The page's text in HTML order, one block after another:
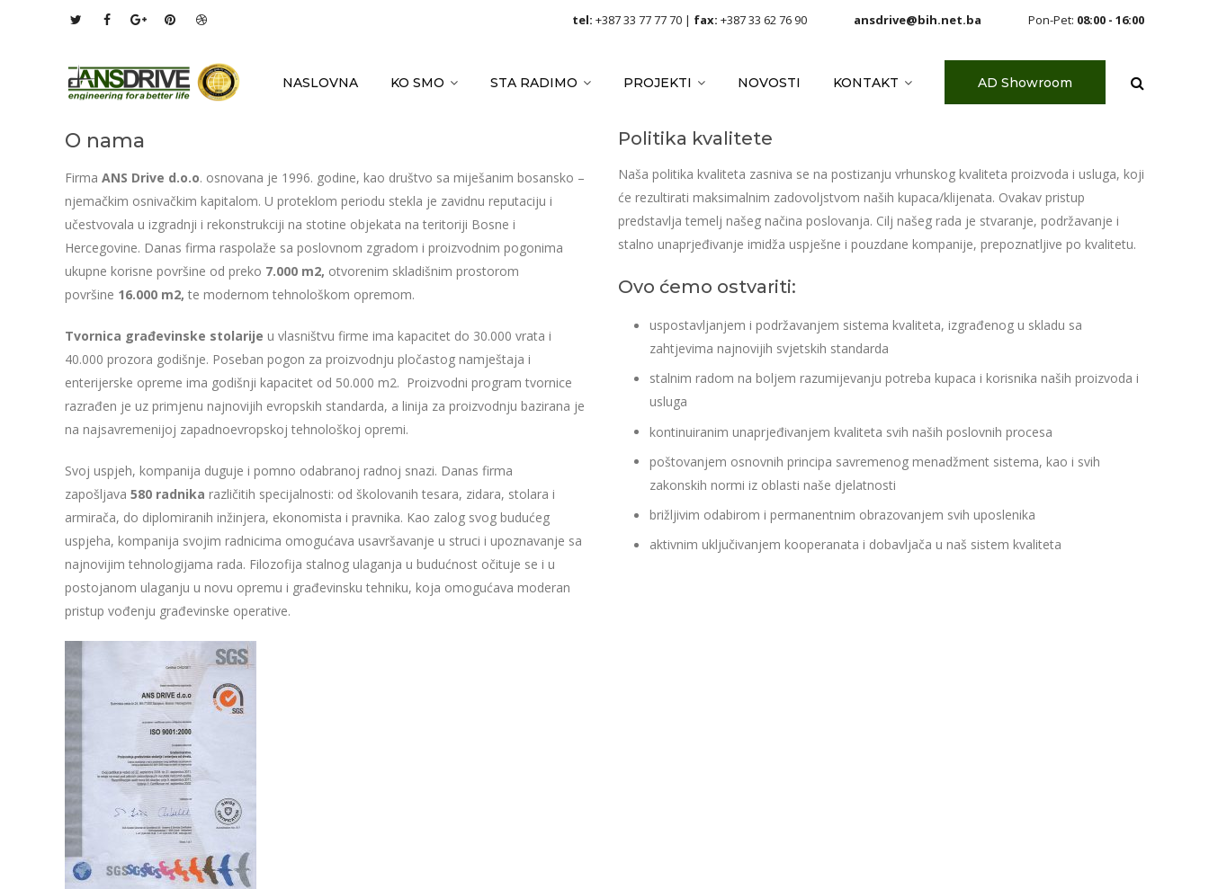
tel: +387 33 77 77 70 | fax: +387 33 62 76 90 ansdrive@bih.net.ba Pon-Pet: 08:00 - 16:00
NASLOVNA KO SMO STA RADIMO PROJEKTI NOVOSTI KONTAKT AD Showroom
O nama
Firma ANS Drive d.o.o. osnovana je 1996. godine, kao društvo sa miješanim bosansko –
njemačkim osnivačkim kapitalom. U proteklom periodu stekla je zavidnu reputaciju i
učestvovala u izgradnji i rekonstrukciji na stotine objekata na teritoriji Bosne i
Hercegovine. Danas firma raspolaže sa poslovnom zgradom i proizvodnim pogonima
ukupne korisne površine od preko 7.000 m2, otvorenim skladišnim prostorom
površine 16.000 m2, te modernom tehnološkom opremom.
Tvornica građevinske stolarije u vlasništvu firme ima kapacitet do 30.000 vrata i
40.000 prozora godišnje. Poseban pogon za proizvodnju pločastog namještaja i
enterijerske opreme ima godišnji kapacitet od 50.000 m2. Proizvodni program tvornice
razrađen je uz primjenu najnovijih evropskih standarda, a linija za proizvodnju bazirana je
na najsavremenijoj zapadnoevropskoj tehnološkoj opremi.
Svoj uspjeh, kompanija duguje i pomno odabranoj radnoj snazi. Danas firma
zapošljava 580 radnika različitih specijalnosti: od školovanih tesara, zidara, stolara i
armirača, do diplomiranih inžinjera, ekonomista i pravnika. Kao zalog svog budućeg
uspjeha, kompanija svojim radnicima omogućava usavršavanje u struci i upoznavanje sa
najnovijim tehnologijama rada. Filozofija stalnog ulaganja u budućnost očituje se i u
postojanom ulaganju u novu opremu i građevinsku tehniku, koja omogućava moderan
pristup vođenju građevinske operative.
Politika kvalitete
Naša politika kvaliteta zasniva se na postizanju vrhunskog kvaliteta proizvoda i usluga, koji
će rezultirati maksimalnim zadovoljstvom naših kupaca/klijenata. Ovakav pristup
predstavlja temelj našeg načina poslovanja. Cilj našeg rada je stvaranje, podržavanje i
stalno unaprjeđivanje imidža uspješne i pouzdane kompanije, prepoznatljive po kvalitetu.
Ovo ćemo ostvariti:
uspostavljanjem i podržavanjem sistema kvaliteta, izgrađenog u skladu sa
zahtjevima najnovijih svjetskih standarda
stalnim radom na boljem razumijevanju potreba kupaca i korisnika naših proizvoda i
usluga
kontinuiranim unaprjeđivanjem kvaliteta svih naših poslovnih procesa
poštovanjem osnovnih principa savremenog menadžment sistema, kao i svih
zakonskih normi iz oblasti naše djelatnosti
brižljivim odabirom i permanentnim obrazovanjem svih uposlenika
aktivnim uključivanjem kooperanata i dobavljača u naš sistem kvaliteta